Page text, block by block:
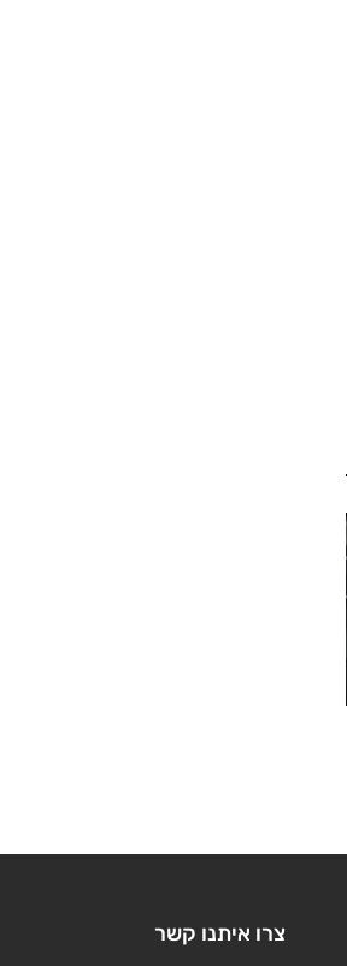
צרו איתנו קשר